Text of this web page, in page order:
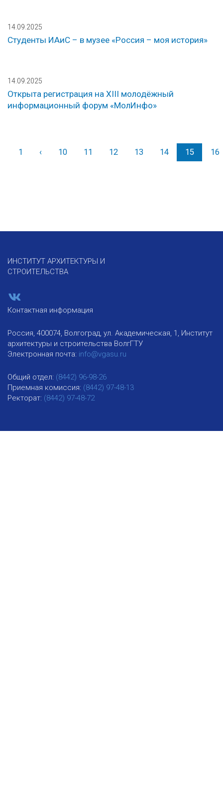
14.09.2025
Студенты ИАиС – в музее «Россия – моя история»
14.09.2025
Открыта регистрация на XIII молодёжный
информационный форум «МолИнфо»
1 ‹Назад
10 11 12 13 14 15 16
ИНСТИТУТ АРХИТЕКТУРЫ И
СТРОИТЕЛЬСТВА
Контактная информация
Россия, 400074, Волгоград, ул. Академическая, 1, Институт
архитектуры и строительства ВолгГТУ
Электронная почта: info@vgasu.ru
Общий отдел: (8442) 96-98-26
Приемная комиссия: (8442) 97-48-13
Ректорат: (8442) 97-48-72